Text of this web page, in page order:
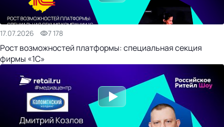
17.07.2026 7 178
Рост возможностей платформы: специальная секция
фирмы «1С»